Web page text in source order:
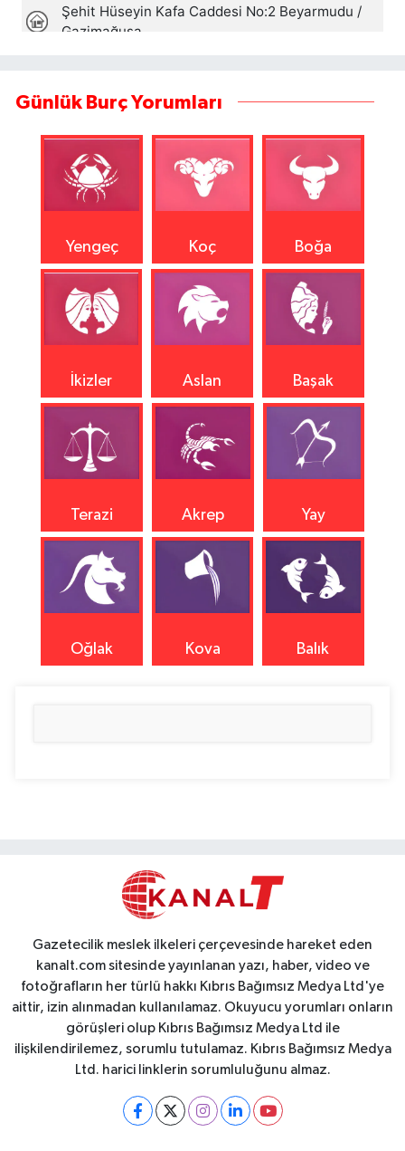
Günlük Burç Yorumları
Yengeç Koç Boğa
İkizler Aslan Başak
Terazi Akrep Yay
Oğlak Kova Balık
Gazetecilik meslek ilkeleri çerçevesinde hareket eden
kanalt.com sitesinde yayınlanan yazı, haber, video ve
fotoğrafların her türlü hakkı Kıbrıs Bağımsız Medya Ltd'ye
aittir, izin alınmadan kullanılamaz. Okuyucu yorumları onların
görüşleri olup Kıbrıs Bağımsız Medya Ltd ile
ilişkilendirilemez, sorumlu tutulamaz. Kıbrıs Bağımsız Medya
Ltd. harici linklerin sorumluluğunu almaz.